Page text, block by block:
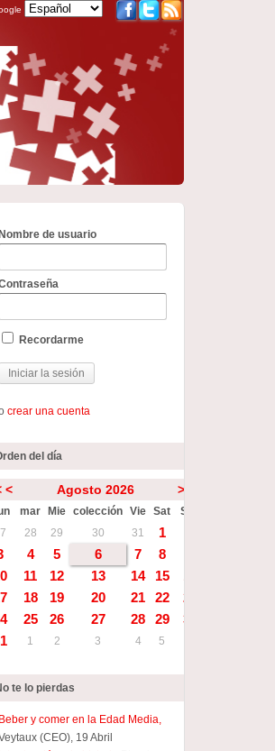
Nombre de usuario
Recordarme
crear una cuenta
del día
< Agosto 2026 >
mar Mie colección Vie Sat
Sun
28 29 30 31 1
4 5 6 7 8
11 12 13 14 15
18 19 20 21 22
23
25 26 27 28 29
30
1 2 3 4 5
te lo pierdas
Beber y comer en la Edad Media,
(CEO), 19 Abril